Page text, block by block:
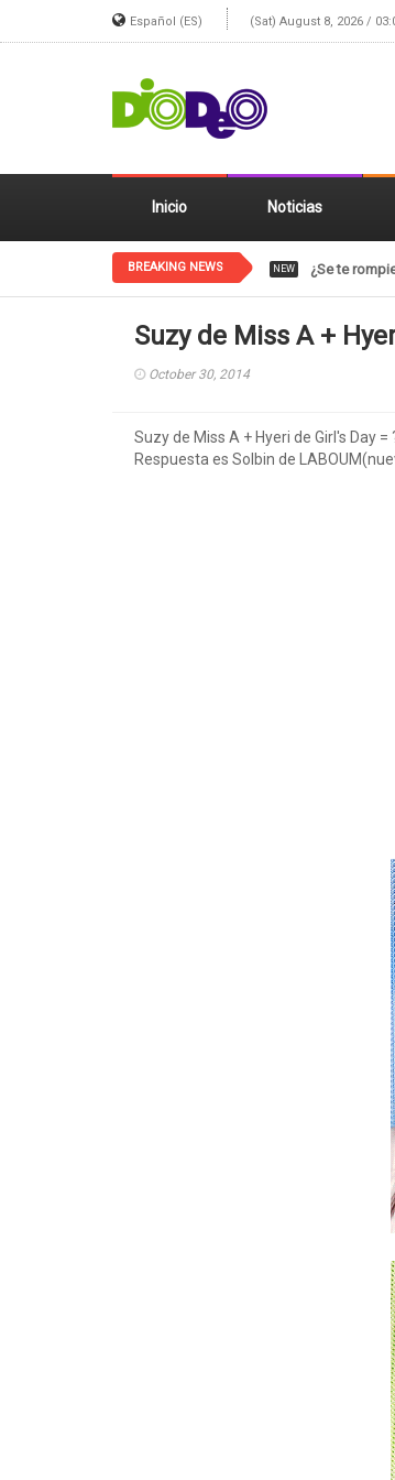
Español (ES) (Sat) August 8, 2026 /
Inicio Noticias
BREAKING NEWS NEW El gif de
Suzy de Miss A +
October 30, 2014
Suzy de Miss A + Hyeri de Girl's Day =
Respuesta es Solbin de